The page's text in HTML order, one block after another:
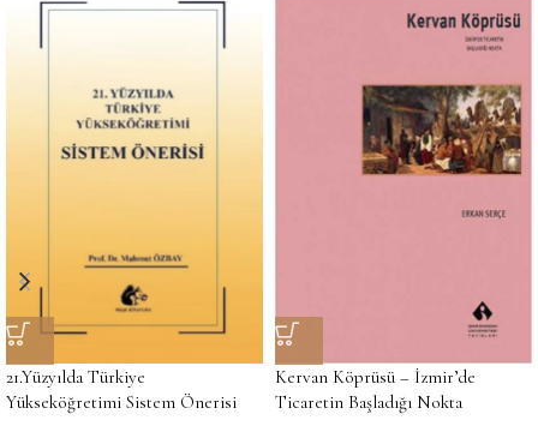
21.Yüzyılda Türkiye
Yükseköğretimi Sistem Önerisi
Kervan Köprüsü – İzmir’de
Ticaretin Başladığı Nokta